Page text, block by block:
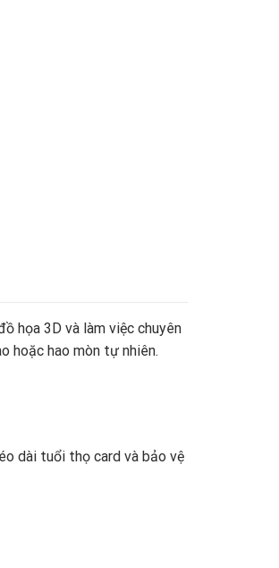
họa 3D và làm việc chuyên
hoặc hao mòn tự nhiên.
dài tuổi thọ card và bảo vệ